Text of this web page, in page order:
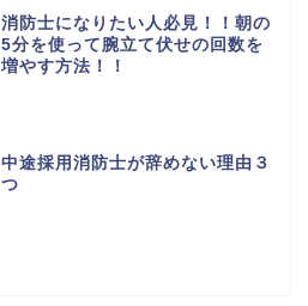
消防士になりたい人必見！！朝の
5分を使って腕立て伏せの回数を
増やす方法！！
中途採用消防士が辞めない理由３
つ